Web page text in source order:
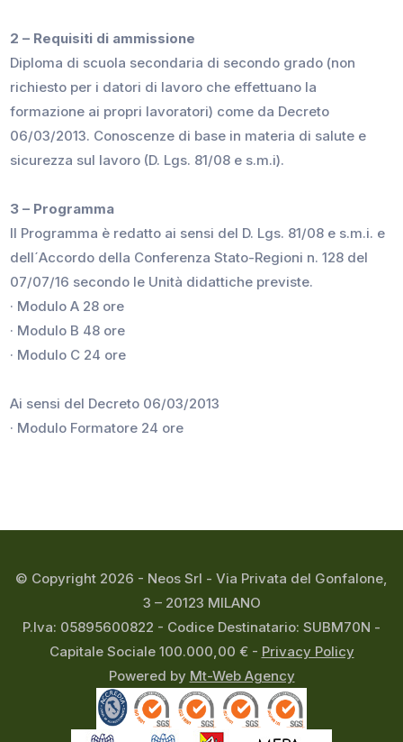
2 – Requisiti di ammissione
Diploma di scuola secondaria di secondo grado (non
richiesto per i datori di lavoro che effettuano la
formazione ai propri lavoratori) come da Decreto
06/03/2013. Conoscenze di base in materia di salute e
sicurezza sul lavoro (D. Lgs. 81/08 e s.m.i).
3 – Programma
Il Programma è redatto ai sensi del D. Lgs. 81/08 e s.m.i. e
dell´Accordo della Conferenza Stato-Regioni n. 128 del
07/07/16 secondo le Unità didattiche previste.
· Modulo A 28 ore
· Modulo B 48 ore
· Modulo C 24 ore
Ai sensi del Decreto 06/03/2013
· Modulo Formatore 24 ore
© Copyright 2026 - Neos Srl - Via Privata del Gonfalone,
3 – 20123 MILANO
P.Iva: 05895600822 - Codice Destinatario: SUBM70N -
Capitale Sociale 100.000,00 € - Privacy Policy
Powered by Mt-Web Agency